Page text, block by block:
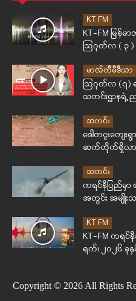
KT FM
KT-FM မြန်
ဩဂုတ်လ ( ၃ )
မာလ်တီမီဒီယာ
ဩဂုတ်လ (၇)
သတင်းဌာနရဲ့
သတင်း
ဒေါတငူးကျေး
ဆက်တိုက်ရှိလာ
သတင်း
ကရင်နီပြည်မှ
အတွင်း အမျိုးသ
KT FM
KT-FM ကရ
ရက်၊ ၂၀၂၆ ခုနှ
Copyright © 2026 All Rights